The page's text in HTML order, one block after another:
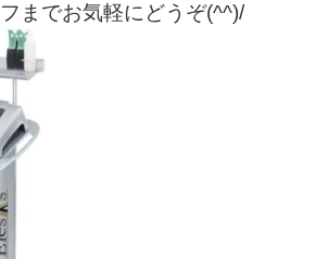
までお気軽にどうぞ(^^)/